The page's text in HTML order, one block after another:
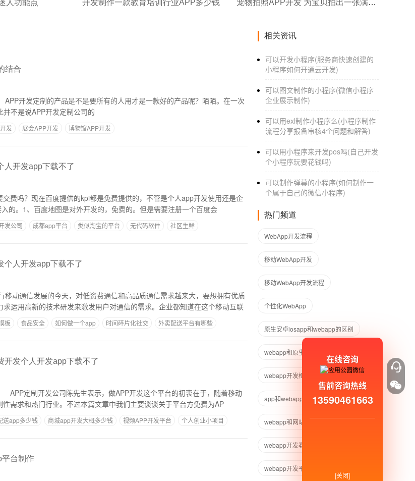
人功能点 开发制作一款教育培训行业APP多少钱 宠物拍照APP开发 为宝贝拍出一张满意的照片
结合
不是说APP开发定制公司的
发 展会APP开发 博物馆APP开发
人开发app下载不了
费吗？现在百度提供的kpi都是免费提供的，不管是个人app开发使用还是企
的。1、百度地图是对外开发的，免费的。但是需要注册一个百度会
发公司 成都app平台 类似淘宝的平台 无代码软件 社区生鲜
个人开发app下载不了
移动通信发展的今天，对低资费通信和高品质通信需求越来大，要想拥有优质
运用高新的技术研发来激发用户对通信的需求。企业都知道在这个移动互联
板 食品安全 如何做一个app 时间碎片化社交 外卖配送平台有哪些
开发个人开发app下载不了
定制开发公司陈先生表示，做APP开发这个平台的初衷在于，随着移动
需求和热门行业。不过本篇文章中我们主要谈谈关于平台方免费为AP
送app多少钱 商城app开发大概多少钱 视频APP开发平台
个人创业小项目
平台制作
相关资讯
可以开发小程序(服务商快速创建的
小程序如何开通云开发)
可以图文制作的小程序(微信小程序
企业展示制作)
可以用exl制作小程序么(小程序制作
流程分享报备审核4个问题和解答)
可以用小程序来开发pos吗(自己开发
个小程序玩要花钱吗)
可以制作弹幕的小程序(如何制作一
个属于自己的微信小程序)
热门频道
WebApp开发流程
移动WebApp开发
移动WebApp开发流程
个性化WebApp
原生安卓iosapp和webapp的区别
webapp和原生app哪个开发成本高
webapp开发框架
app和webapp开发有什么区别
webapp和网站开发区别
webapp开发教程
webapp开发平台
在线咨询
售前咨询热线
13590461663
[关闭]